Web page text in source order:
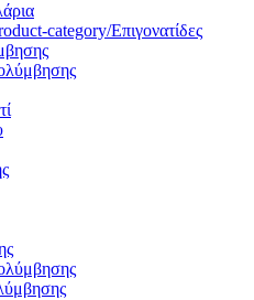
category/Επιγονατίδες